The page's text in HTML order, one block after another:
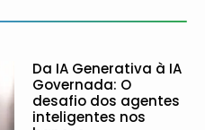
Da IA Generativa à IA
Governada: O
desafio dos agentes
inteligentes nos